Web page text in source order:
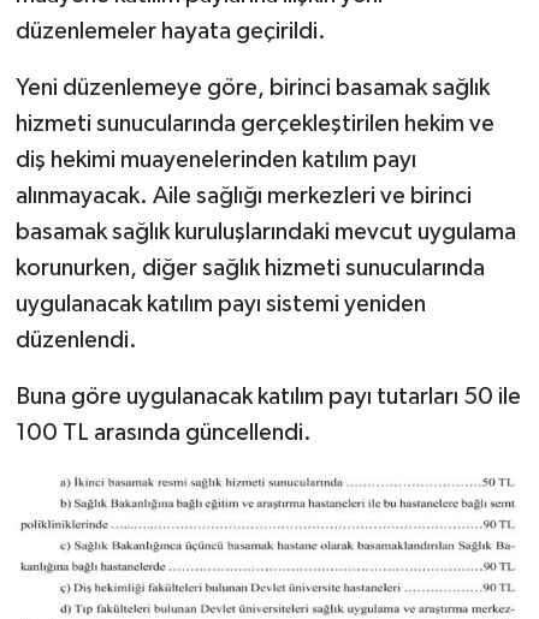
düzenlemeler hayata geçirildi.
Yeni düzenlemeye göre, birinci basamak sağlık
hizmeti sunucularında gerçekleştirilen hekim ve
diş hekimi muayenelerinden katılım payı
alınmayacak. Aile sağlığı merkezleri ve birinci
basamak sağlık kuruluşlarındaki mevcut uygulama
korunurken, diğer sağlık hizmeti sunucularında
uygulanacak katılım payı sistemi yeniden
düzenlendi.
Buna göre uygulanacak katılım payı tutarları 50 ile
100 TL arasında güncellendi.